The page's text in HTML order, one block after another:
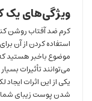
ویژگی‌های یک
کرم ضد آفتاب روشن
استفاده کردن از آن
موضوع باخبر هستید
می‌توانند تأثیرات
یکی از این اثرات
شدن پوست زیبای شما